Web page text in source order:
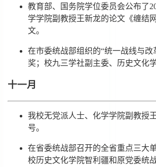
教育部、国务院学位委员会公布了
学学院副教授王新龙的论文《缠结
文。
在市委统战部组织的“统一战线与
奖；校九三学社副主委、历史文化
十一月
我校无党派人士、化学学院副教授
号。
在省委统战部召开的全省重点三大
校历史文化学院智利疆和原党委统